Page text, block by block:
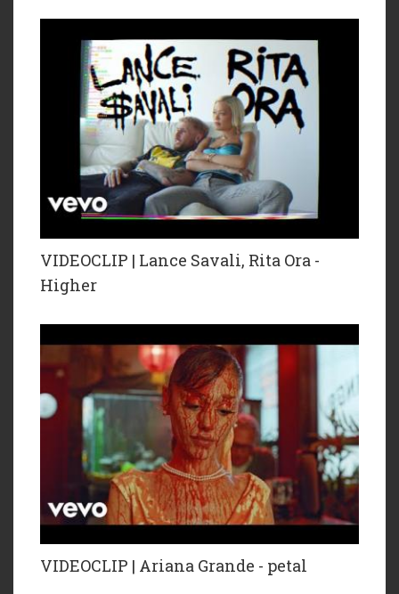
VIDEOCLIP | Lance Savali, Rita Ora -
Higher
VIDEOCLIP | Ariana Grande - petal